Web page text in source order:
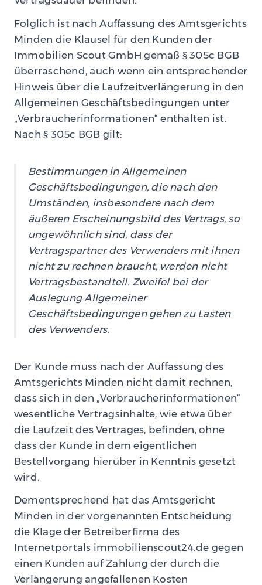
Folglich ist nach Auffassung des Amtsgerichts
Minden die Klausel für den Kunden der
Immobilien Scout GmbH gemäß § 305c BGB
überraschend, auch wenn ein entsprechender
Hinweis über die Laufzeitverlängerung in den
Allgemeinen Geschäftsbedingungen unter
„Verbraucherinformationen“ enthalten ist.
Nach § 305c BGB gilt:
Bestimmungen in Allgemeinen
Geschäftsbedingungen, die nach den
Umständen, insbesondere nach dem
äußeren Erscheinungsbild des Vertrags, so
ungewöhnlich sind, dass der
Vertragspartner des Verwenders mit ihnen
nicht zu rechnen braucht, werden nicht
Vertragsbestandteil. Zweifel bei der
Auslegung Allgemeiner
Geschäftsbedingungen gehen zu Lasten
des Verwenders.
Der Kunde muss nach der Auffassung des
Amtsgerichts Minden nicht damit rechnen,
dass sich in den „Verbraucherinformationen“
wesentliche Vertragsinhalte, wie etwa über
die Laufzeit des Vertrages, befinden, ohne
dass der Kunde in dem eigentlichen
Bestellvorgang hierüber in Kenntnis gesetzt
wird.
Dementsprechend hat das Amtsgericht
Minden in der vorgenannten Entscheidung
die Klage der Betreiberfirma des
Internetportals immobilienscout24.de gegen
einen Kunden auf Zahlung der durch die
Verlängerung angefallenen Kosten